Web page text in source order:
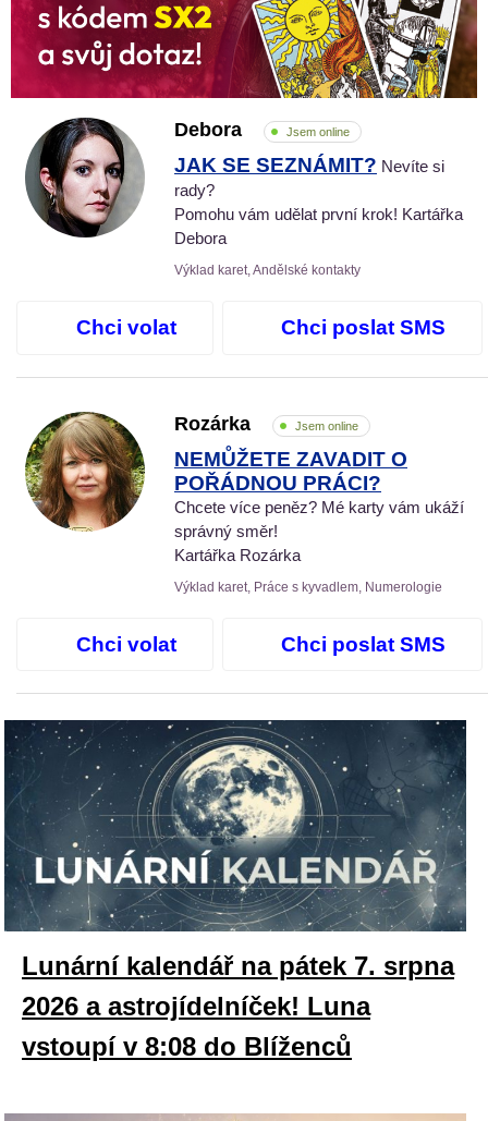
Debora Jsem online
JAK SE SEZNÁMIT? Nevíte si
rady?
Pomohu vám udělat první krok! Kartářka
Debora
Výklad karet, Andělské kontakty
Chci volat Chci poslat SMS
Rozárka Jsem online
NEMŮŽETE ZAVADIT O
POŘÁDNOU PRÁCI?
Chcete více peněz? Mé karty vám ukáží
správný směr!
Kartářka Rozárka
Výklad karet, Práce s kyvadlem, Numerologie
Chci volat Chci poslat SMS
Lunární kalendář na pátek 7. srpna
2026 a astrojídelníček! Luna
vstoupí v 8:08 do Blíženců